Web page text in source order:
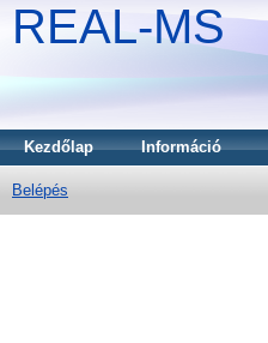
REAL-MS
Kezdőlap Információ
Belépés